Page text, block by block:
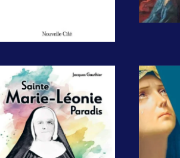
Sainte Marie-
Léonie Paradis
Montréal,
Novalis, 2024,